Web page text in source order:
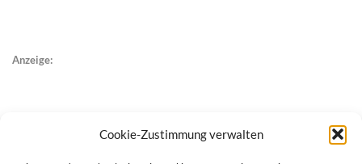
Cookie-Zustimmung verwalten
Anzeige: